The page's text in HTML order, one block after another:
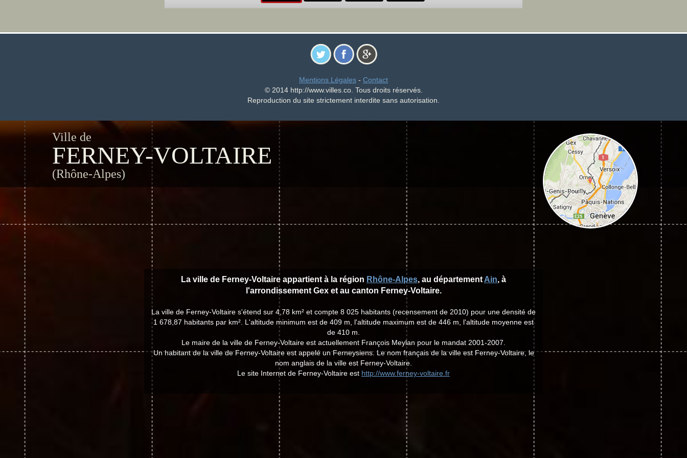
Mentions Légales - Contact
© 2014 http://www.villes.co. Tous droits réservés.
Reproduction du site strictement interdite sans autorisation.
Ville de
FERNEY-VOLTAIRE
(Rhône-Alpes)
La ville de Ferney-Voltaire appartient à la région Rhône-Alpes, au département Ain, à
l'arrondissement Gex et au canton Ferney-Voltaire.
La ville de Ferney-Voltaire s'étend sur 4,78 km² et compte 8 025 habitants (recensement de 2010) pour une densité de
1 678,87 habitants par km². L'altitude minimum est de 409 m, l'altitude maximum est de 446 m, l'altitude moyenne est
de 410 m.
Le maire de la ville de Ferney-Voltaire est actuellement François Meylan pour le mandat 2001-2007.
Un habitant de la ville de Ferney-Voltaire est appelé un Ferneysiens. Le nom français de la ville est Ferney-Voltaire, le
nom anglais de la ville est Ferney-Voltaire.
Le site Internet de Ferney-Voltaire est http://www.ferney-voltaire.fr
©photo-libre.fr